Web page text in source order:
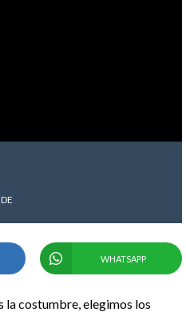
WHATSAPP
la costumbre, elegimos los